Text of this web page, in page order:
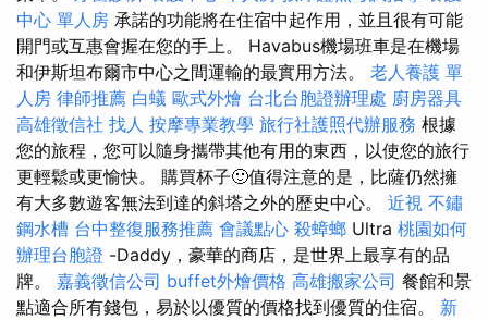
中心 單人房 承諾的功能將在住宿中起作用，並且很有可能
開門或互惠會握在您的手上。 Havabus機場班車是在機場
和伊斯坦布爾市中心之間運輸的最實用方法。 老人養護 單
人房 律師推薦 白蟻 歐式外燴 台北台胞證辦理處 廚房器具
高雄徵信社 找人 按摩專業教學 旅行社護照代辦服務 根據
您的旅程，您可以隨身攜帶其他有用的東西，以使您的旅行
更輕鬆或更愉快。 購買杯子🙂值得注意的是，比薩仍然擁
有大多數遊客無法到達的斜塔之外的歷史中心。 近視 不鏽
鋼水槽 台中整復服務推薦 會議點心 殺蟑螂 Ultra 桃園如何
辦理台胞證 -Daddy，豪華的商店，是世界上最享有的品
牌。 嘉義徵信公司 buffet外燴價格 高雄搬家公司 餐館和景
點適合所有錢包，易於以優質的價格找到優質的住宿。 新